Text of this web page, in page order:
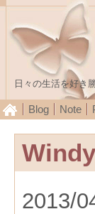
日々の生活を好き
Blog Note
2013/